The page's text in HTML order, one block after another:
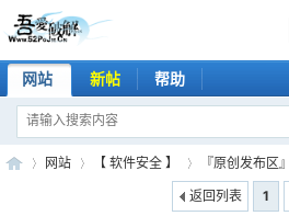
网站 新帖 帮助
网站 【 软件安全 】
『原创发布区』
1
返回列表